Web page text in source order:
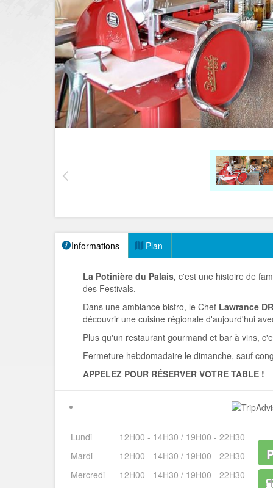
Informations Plan
La Potinière du Palais, c'est une histoire de
des Festivals.
Dans une ambiance bistro, le Chef Lawrance
découvrir une cuisine régionale d'aujourd'hui
Plus qu'un restaurant gourmand et bar à vins,
Fermeture hebdomadaire le dimanche, sauf
APPELEZ POUR RÉSERVER VOTRE TABLE !
Lundi
12H00 - 14H30 / 19H00 - 22H30
Mardi
12H00 - 14H30 / 19H00 - 22H30
Mercredi
12H00 - 14H30 / 19H00 - 22H30